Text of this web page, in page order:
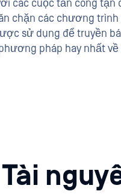
các cuộc tấn công tận
chặn các chương trình
sử dụng để truyền
pháp hay nhất về
Tài